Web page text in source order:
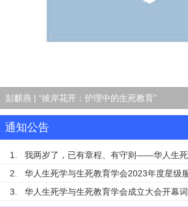
彭麒燕 | “彼岸花开：护理中的生死教育”
通知公告
1.
2.
3.
华人生死学与生死教育学会成立大会开幕词